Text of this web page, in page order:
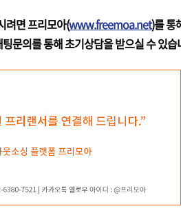
려면 프리모아(www.freemoa.net)를 통해
문의를 통해 초기상담을 받으실 수 있습니